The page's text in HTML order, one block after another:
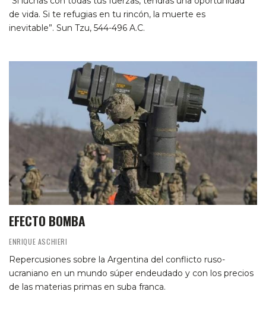
de vida. Si te refugias en tu rincón, la muerte es
inevitable”. Sun Tzu, 544-496 A.C.
EFECTO BOMBA
ENRIQUE ASCHIERI
Repercusiones sobre la Argentina del conflicto ruso-
ucraniano en un mundo súper endeudado y con los precios
de las materias primas en suba franca.